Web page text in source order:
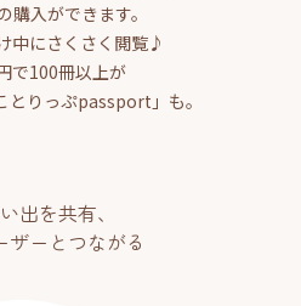
購入ができます。
中にさくさく閲覧♪
で100冊以上が
とりっぷpassport」も。
出を共有、
ザーとつながる